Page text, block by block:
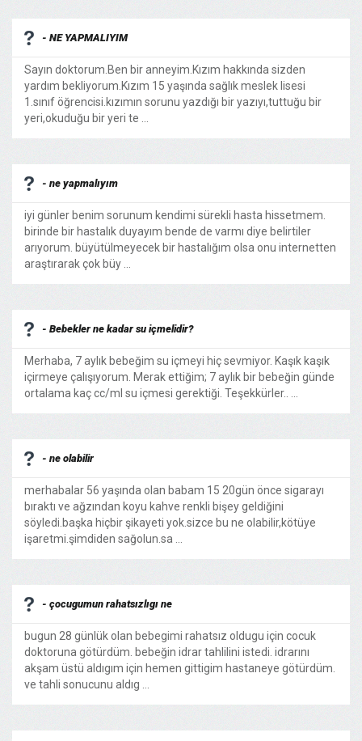
- NE YAPMALIYIM
Sayın doktorum.Ben bir anneyim.Kızım hakkında sizden
yardım bekliyorum.Kızım 15 yaşında sağlık meslek lisesi
1.sınıf öğrencisi.kızımın sorunu yazdığı bir yazıyı,tuttuğu bir
yeri,okuduğu bir yeri te ...
- ne yapmalıyım
iyi günler benim sorunum kendimi sürekli hasta hissetmem.
birinde bir hastalık duyayım bende de varmı diye belirtiler
arıyorum. büyütülmeyecek bir hastalığım olsa onu internetten
araştırarak çok büy ...
- Bebekler ne kadar su içmelidir?
Merhaba, 7 aylık bebeğim su içmeyi hiç sevmiyor. Kaşık kaşık
içirmeye çalışıyorum. Merak ettiğim; 7 aylık bir bebeğin günde
ortalama kaç cc/ml su içmesi gerektiği. Teşekkürler.. ...
- ne olabilir
merhabalar 56 yaşında olan babam 15 20gün önce sigarayı
bıraktı ve ağzından koyu kahve renkli bişey geldiğini
söyledi.başka hiçbir şikayeti yok.sizce bu ne olabilir,kötüye
işaretmi.şimdiden sağolun.sa ...
- çocugumun rahatsızlıgı ne
bugun 28 günlük olan bebegimi rahatsız oldugu için cocuk
doktoruna götürdüm. bebeğin idrar tahlilini istedi. idrarını
akşam üstü aldıgım için hemen gittigim hastaneye götürdüm.
ve tahli sonucunu aldıg ...